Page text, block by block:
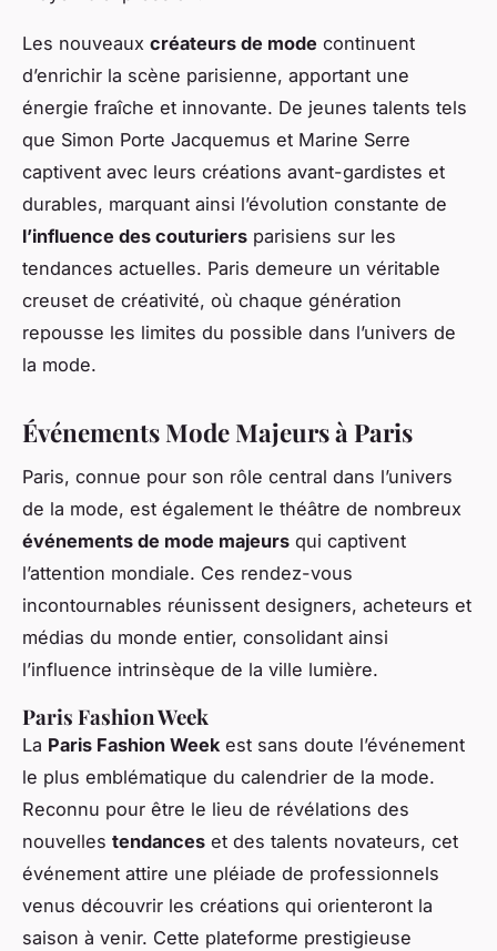
Les nouveaux créateurs de mode continuent
d’enrichir la scène parisienne, apportant une
énergie fraîche et innovante. De jeunes talents tels
que Simon Porte Jacquemus et Marine Serre
captivent avec leurs créations avant-gardistes et
durables, marquant ainsi l’évolution constante de
l’influence des couturiers parisiens sur les
tendances actuelles. Paris demeure un véritable
creuset de créativité, où chaque génération
repousse les limites du possible dans l’univers de
la mode.
Événements Mode Majeurs à Paris
Paris, connue pour son rôle central dans l’univers
de la mode, est également le théâtre de nombreux
événements de mode majeurs qui captivent
l’attention mondiale. Ces rendez-vous
incontournables réunissent designers, acheteurs et
médias du monde entier, consolidant ainsi
l’influence intrinsèque de la ville lumière.
Paris Fashion Week
La Paris Fashion Weekest sans doute l’événement
le plus emblématique du calendrier de la mode.
Reconnu pour être le lieu de révélations des
nouvelles tendances et des talents novateurs, cet
événement attire une pléiade de professionnels
venus découvrir les créations qui orienteront la
saison à venir. Cette plateforme prestigieuse